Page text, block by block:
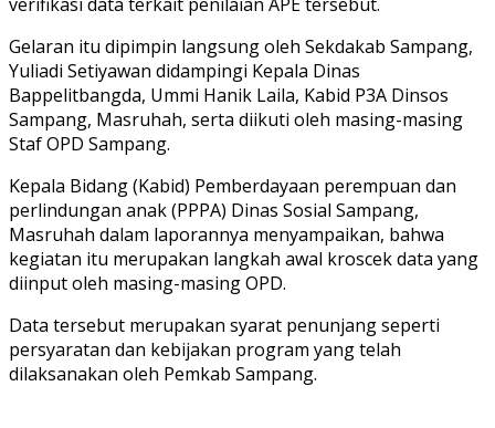
verifikasi data terkait penilaian APE tersebut.
Gelaran itu dipimpin langsung oleh Sekdakab Sampang,
Yuliadi Setiyawan didampingi Kepala Dinas
Bappelitbangda, Ummi Hanik Laila, Kabid P3A Dinsos
Sampang, Masruhah, serta diikuti oleh masing-masing
Staf OPD Sampang.
Kepala Bidang (Kabid) Pemberdayaan perempuan dan
perlindungan anak (PPPA) Dinas Sosial Sampang,
Masruhah dalam laporannya menyampaikan, bahwa
kegiatan itu merupakan langkah awal kroscek data yang
diinput oleh masing-masing OPD.
Data tersebut merupakan syarat penunjang seperti
persyaratan dan kebijakan program yang telah
dilaksanakan oleh Pemkab Sampang.